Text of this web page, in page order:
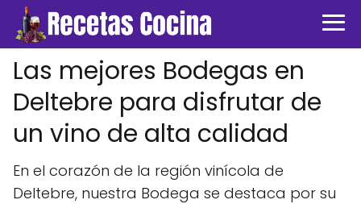
Las mejores Bodegas en
Deltebre para disfrutar de
un vino de alta calidad
En el corazón de la región vinícola de
Deltebre, nuestra Bodega se destaca por su